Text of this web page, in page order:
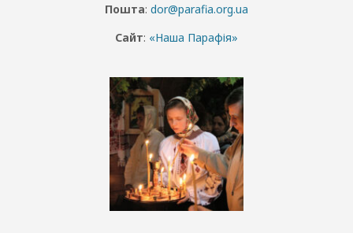
Пошта: dor@parafia.org.ua
Сайт: «Наша Парафія»